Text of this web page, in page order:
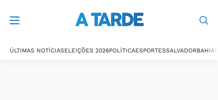
ÚLTIMAS NOTÍCIASELEIÇÕES 2026POLÍTICAESPORTESSALVADORBAHIA